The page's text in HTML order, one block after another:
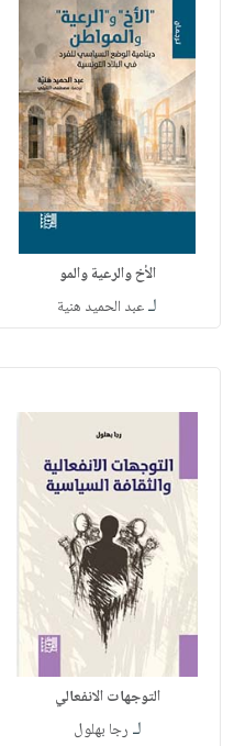
الأخ والرعية والمو
لـعبد الحميد هنية
التوجهات الانفعالي
لـ رجا بهلول